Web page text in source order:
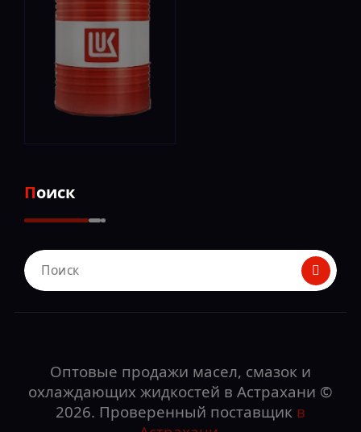
Поиск
Поиск
для:
Оптовые продажи масел, смазок и
охлаждающих жидкостей в Астрахани ©
2026. Проверенный поставщик в